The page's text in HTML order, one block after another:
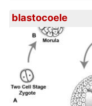
blastocoele